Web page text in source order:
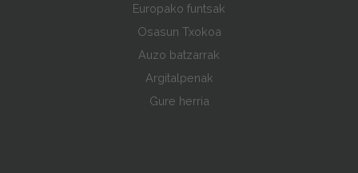
Europako funtsak
Osasun Txokoa
Auzo batzarrak
Argitalpenak
Gure herria